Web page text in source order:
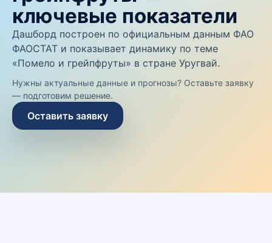
ключевые показатели
Дашборд построен по официальным данным ФАО
ФАОСТАТ и показывает динамику по теме
«Помело и грейпфруты» в стране Уругвай.
Нужны актуальные данные и прогнозы? Оставьте заявку
— подготовим решение.
Оставить заявку